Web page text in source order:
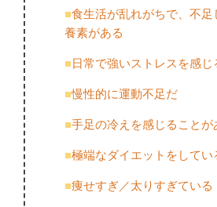
■食生活が乱れがちで、不
養素がある
■日常で強いストレスを感
■慢性的に運動不足だ
■手足の冷えを感じることが
■極端なダイエットをしてい
■痩せすぎ／太りすぎている